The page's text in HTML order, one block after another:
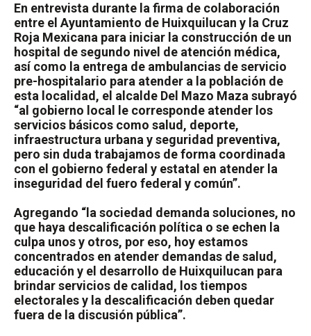
En entrevista durante la firma de colaboración
entre el Ayuntamiento de Huixquilucan y la Cruz
Roja Mexicana para iniciar la construcción de un
hospital de segundo nivel de atención médica,
así como la entrega de ambulancias de servicio
pre-hospitalario para atender a la población de
esta localidad, el alcalde Del Mazo Maza subrayó
“al gobierno local le corresponde atender los
servicios básicos como salud, deporte,
infraestructura urbana y seguridad preventiva,
pero sin duda trabajamos de forma coordinada
con el gobierno federal y estatal en atender la
inseguridad del fuero federal y común”.
Agregando “la sociedad demanda soluciones, no
que haya descalificación política o se echen la
culpa unos y otros, por eso, hoy estamos
concentrados en atender demandas de salud,
educación y el desarrollo de Huixquilucan para
brindar servicios de calidad, los tiempos
electorales y la descalificación deben quedar
fuera de la discusión pública”.